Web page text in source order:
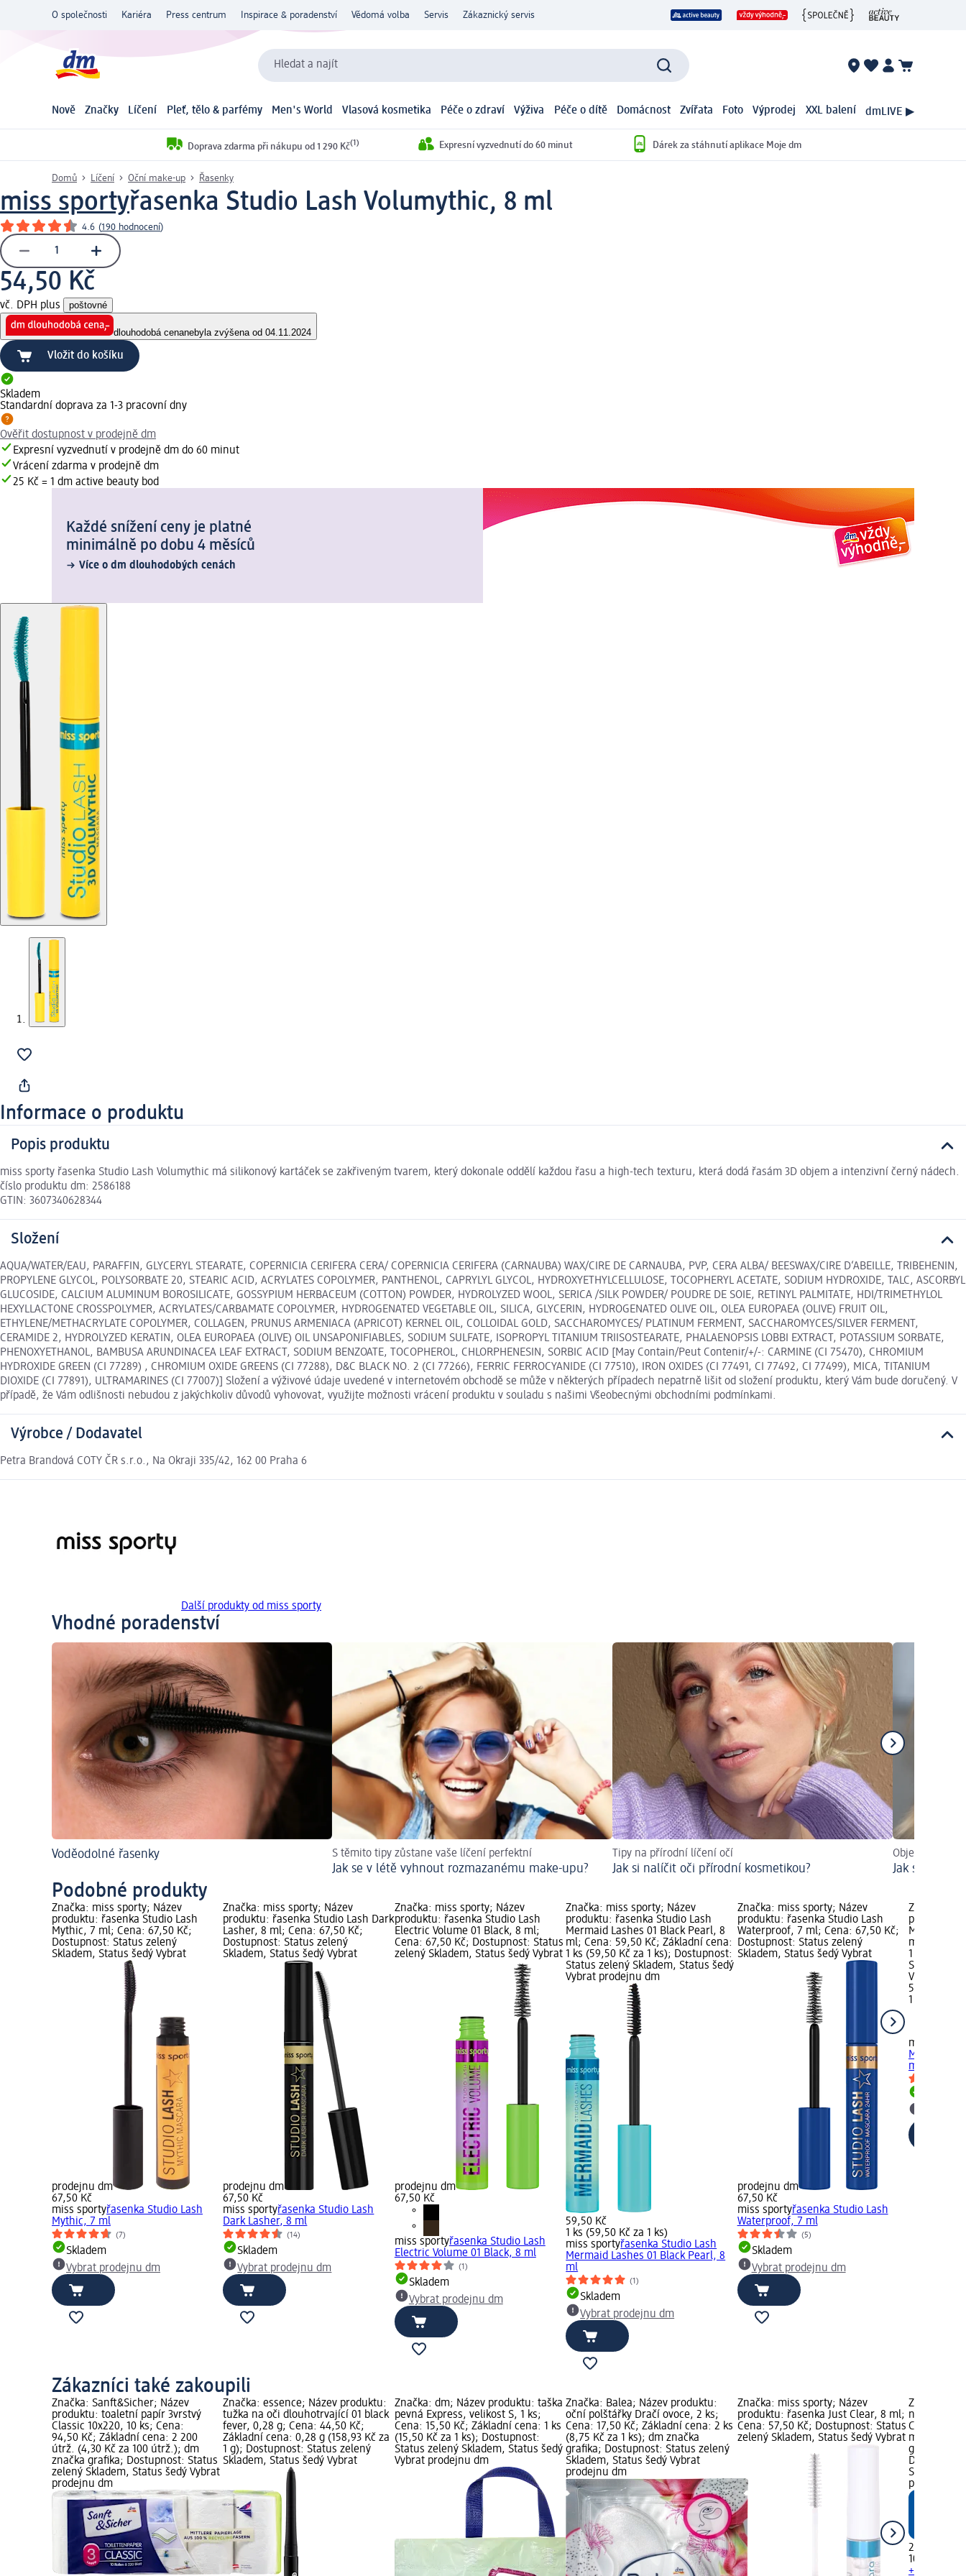
O společnosti Kariéra Press centrum Inspirace & poradenství Vědomá volba Servis Zákaznický servis
Hledat a najít
Nově Značky Líčení Pleť, tělo & parfémy Men's World Vlasová kosmetika Péče o zdraví Výživa Péče o dítě Domácnost Zvířata Foto Výprodej XXL balení dmLIVE ▶
Doprava zdarma při nákupu od 1 290 Kč(1) Expresní vyzvednutí do 60 minut Dárek za stáhnutí aplikace Moje dm
Domů Líčení Oční make-up Řasenky
miss sportyřasenka Studio Lash Volumythic, 8 ml
4.6 (190 hodnocení)
54,50 Kč
vč. DPH plus poštovné
dlouhodobá cenanebyla zvýšena od 04.11.2024
Vložit do košíku
Skladem
Standardní doprava za 1-3 pracovní dny
Ověřit dostupnost v prodejně dm
Expresní vyzvednutí v prodejně dm do 60 minut
Vrácení zdarma v prodejně dm
25 Kč = 1 dm active beauty bod
Každé snížení ceny je platné
minimálně po dobu 4 měsíců
Více o dm dlouhodobých cenách
Informace o produktu
Popis produktu
miss sporty řasenka Studio Lash Volumythic má silikonový kartáček se zakřiveným tvarem, který dokonale oddělí každou řasu a high-tech texturu, která dodá řasám 3D objem a intenzivní černý nádech.
číslo produktu dm: 2586188
GTIN: 3607340628344
Složení
AQUA/WATER/EAU, PARAFFIN, GLYCERYL STEARATE, COPERNICIA CERIFERA CERA/ COPERNICIA CERIFERA (CARNAUBA) WAX/CIRE DE CARNAUBA, PVP, CERA ALBA/ BEESWAX/CIRE D‘ABEILLE, TRIBEHENIN,
PROPYLENE GLYCOL, POLYSORBATE 20, STEARIC ACID, ACRYLATES COPOLYMER, PANTHENOL, CAPRYLYL GLYCOL, HYDROXYETHYLCELLULOSE, TOCOPHERYL ACETATE, SODIUM HYDROXIDE, TALC, ASCORBYL
GLUCOSIDE, CALCIUM ALUMINUM BOROSILICATE, GOSSYPIUM HERBACEUM (COTTON) POWDER, HYDROLYZED WOOL, SERICA /SILK POWDER/ POUDRE DE SOIE, RETINYL PALMITATE, HDI/TRIMETHYLOL
HEXYLLACTONE CROSSPOLYMER, ACRYLATES/CARBAMATE COPOLYMER, HYDROGENATED VEGETABLE OIL, SILICA, GLYCERIN, HYDROGENATED OLIVE OIL, OLEA EUROPAEA (OLIVE) FRUIT OIL,
ETHYLENE/METHACRYLATE COPOLYMER, COLLAGEN, PRUNUS ARMENIACA (APRICOT) KERNEL OIL, COLLOIDAL GOLD, SACCHAROMYCES/ PLATINUM FERMENT, SACCHAROMYCES/SILVER FERMENT,
CERAMIDE 2, HYDROLYZED KERATIN, OLEA EUROPAEA (OLIVE) OIL UNSAPONIFIABLES, SODIUM SULFATE, ISOPROPYL TITANIUM TRIISOSTEARATE, PHALAENOPSIS LOBBI EXTRACT, POTASSIUM SORBATE,
PHENOXYETHANOL, BAMBUSA ARUNDINACEA LEAF EXTRACT, SODIUM BENZOATE, TOCOPHEROL, CHLORPHENESIN, SORBIC ACID [May Contain/Peut Contenir/+/-: CARMINE (CI 75470), CHROMIUM
HYDROXIDE GREEN (CI 77289) , CHROMIUM OXIDE GREENS (CI 77288), D&C BLACK NO. 2 (CI 77266), FERRIC FERROCYANIDE (CI 77510), IRON OXIDES (CI 77491, CI 77492, CI 77499), MICA, TITANIUM
DIOXIDE (CI 77891), ULTRAMARINES (CI 77007)] Složení a výživové údaje uvedené v internetovém obchodě se může v některých případech nepatrně lišit od složení produktu, který Vám bude doručený. V
případě, že Vám odlišnosti nebudou z jakýchkoliv důvodů vyhovovat, využijte možnosti vrácení produktu v souladu s našimi Všeobecnými obchodními podmínkami.
Výrobce / Dodavatel
Petra Brandová COTY ČR s.r.o., Na Okraji 335/42, 162 00 Praha 6
Další produkty od miss sporty
Vhodné poradenství
Voděodolné řasenky S těmito tipy zůstane vaše líčení perfektní
Jak se v létě vyhnout rozmazanému make-upu?
Tipy na přírodní líčení očí
Jak si nalíčit oči přírodní kosmetikou?
Objevit trendy
Jak si nalíčit
Podobné produkty
Značka: miss sporty; Název
produktu: řasenka Studio Lash
Mythic, 7 ml; Cena: 67,50 Kč;
Dostupnost: Status zelený
Skladem, Status šedý Vybrat
prodejnu dm
67,50 Kč
miss sportyřasenka Studio Lash
Mythic, 7 ml
(7)
Skladem
Vybrat prodejnu dm
Značka: miss sporty; Název
produktu: řasenka Studio Lash Dark
Lasher, 8 ml; Cena: 67,50 Kč;
Dostupnost: Status zelený
Skladem, Status šedý Vybrat
prodejnu dm
67,50 Kč
miss sportyřasenka Studio Lash
Dark Lasher, 8 ml
(14)
Skladem
Vybrat prodejnu dm
Značka: miss sporty; Název
produktu: řasenka Studio Lash
Electric Volume 01 Black, 8 ml;
Cena: 67,50 Kč; Dostupnost: Status
zelený Skladem, Status šedý Vybrat
prodejnu dm
67,50 Kč
miss sportyřasenka Studio Lash
Electric Volume 01 Black, 8 ml
(1)
Skladem
Vybrat prodejnu dm
Značka: miss sporty; Název
produktu: řasenka Studio Lash
Mermaid Lashes 01 Black Pearl, 8
ml; Cena: 59,50 Kč; Základní cena:
1 ks (59,50 Kč za 1 ks); Dostupnost:
Status zelený Skladem, Status šedý
Vybrat prodejnu dm
59,50 Kč
1 ks (59,50 Kč za 1 ks)
miss sportyřasenka Studio Lash
Mermaid Lashes 01 Black Pearl, 8
ml
(1)
Skladem
Vybrat prodejnu dm
Značka: miss sporty; Název
produktu: řasenka Studio Lash
Waterproof, 7 ml; Cena: 67,50 Kč;
Dostupnost: Status zelený
Skladem, Status šedý Vybrat
prodejnu dm
67,50 Kč
miss sportyřasenka Studio Lash
Waterproof, 7 ml
(5)
Skladem
Vybrat prodejnu dm
Značka:
produktu:
Mermaid
ml; Cena:
1 ks (59,50
Status
Vybrat
59,50 Kč
1 ks (59,50
miss sporty
Mermaid
ml
Zákazníci také zakoupili
Značka: Sanft&Sicher; Název
produktu: toaletní papír 3vrstvý
Classic 10x220, 10 ks; Cena:
94,50 Kč; Základní cena: 2 200
útrž. (4,30 Kč za 100 útrž.); dm
značka grafika; Dostupnost: Status
zelený Skladem, Status šedý Vybrat
prodejnu dm
Značka: essence; Název produktu:
tužka na oči dlouhotrvající 01 black
fever, 0,28 g; Cena: 44,50 Kč;
Základní cena: 0,28 g (158,93 Kč za
1 g); Dostupnost: Status zelený
Skladem, Status šedý Vybrat
Značka: dm; Název produktu: taška
pevná Express, velikost S, 1 ks;
Cena: 15,50 Kč; Základní cena: 1 ks
(15,50 Kč za 1 ks); Dostupnost:
Status zelený Skladem, Status šedý
Vybrat prodejnu dm
Značka: Balea; Název produktu:
oční polštářky Dračí ovoce, 2 ks;
Cena: 17,50 Kč; Základní cena: 2 ks
(8,75 Kč za 1 ks); dm značka
grafika; Dostupnost: Status zelený
Skladem, Status šedý Vybrat
prodejnu dm
Značka: miss sporty; Název
produktu: řasenka Just Clear, 8 ml;
Cena: 57,50 Kč; Dostupnost: Status
zelený Skladem, Status šedý Vybrat
Značka:
na vlasy
Cena:
ml (2,35 Kč
grafika;
Skladem,
prodejnu
23,50 Kč
100 ml
+ 1 další